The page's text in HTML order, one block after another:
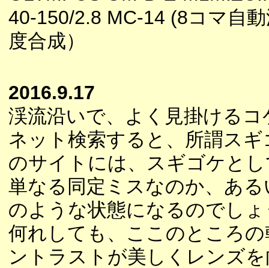
40-150/2.8 MC-14 (8コマ自
度合成）
2016.9.17
渓流沿いで、よく見掛ける
ネット検索すると、所謂ス
のサイトには、スギゴケと
単なる同定ミスなのか、あ
のような状態になるのでし
何れしても、ここのところ
ントラストが美しくレンズ